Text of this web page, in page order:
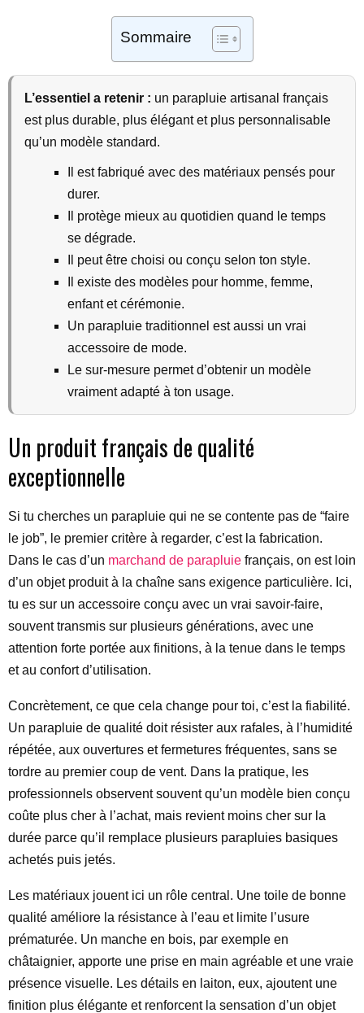
Sommaire
L’essentiel a retenir : un parapluie artisanal français
est plus durable, plus élégant et plus personnalisable
qu’un modèle standard.
Il est fabriqué avec des matériaux pensés pour
durer.
Il protège mieux au quotidien quand le temps
se dégrade.
Il peut être choisi ou conçu selon ton style.
Il existe des modèles pour homme, femme,
enfant et cérémonie.
Un parapluie traditionnel est aussi un vrai
accessoire de mode.
Le sur-mesure permet d’obtenir un modèle
vraiment adapté à ton usage.
Un produit français de qualité
exceptionnelle
Si tu cherches un parapluie qui ne se contente pas de “faire
le job”, le premier critère à regarder, c’est la fabrication.
Dans le cas d’un marchand de parapluie français, on est loin
d’un objet produit à la chaîne sans exigence particulière. Ici,
tu es sur un accessoire conçu avec un vrai savoir-faire,
souvent transmis sur plusieurs générations, avec une
attention forte portée aux finitions, à la tenue dans le temps
et au confort d’utilisation.
Concrètement, ce que cela change pour toi, c’est la fiabilité.
Un parapluie de qualité doit résister aux rafales, à l’humidité
répétée, aux ouvertures et fermetures fréquentes, sans se
tordre au premier coup de vent. Dans la pratique, les
professionnels observent souvent qu’un modèle bien conçu
coûte plus cher à l’achat, mais revient moins cher sur la
durée parce qu’il remplace plusieurs parapluies basiques
achetés puis jetés.
Les matériaux jouent ici un rôle central. Une toile de bonne
qualité améliore la résistance à l’eau et limite l’usure
prématurée. Un manche en bois, par exemple en
châtaignier, apporte une prise en main agréable et une vraie
présence visuelle. Les détails en laiton, eux, ajoutent une
finition plus élégante et renforcent la sensation d’un objet